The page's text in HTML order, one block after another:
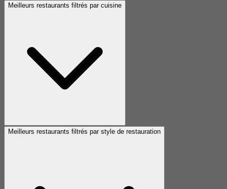
Meilleurs restaurants filtrés par cuisine
Meilleurs restaurants filtrés par style de restauration